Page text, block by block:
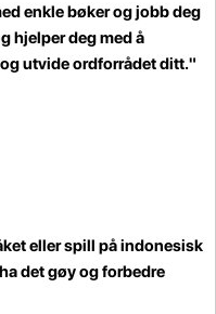
enkle bøker og jobb deg
hjelper deg med å
utvide ordforrådet ditt."
eller spill på indonesisk
det gøy og forbedre